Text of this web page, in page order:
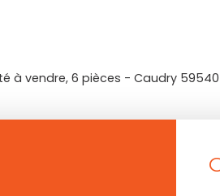
à vendre, 6 pièces - Caudry 59540